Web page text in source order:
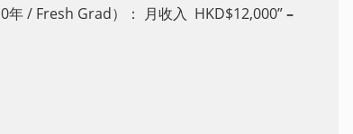
0年 / Fresh Grad）： 月收入 HKD$12,000”–